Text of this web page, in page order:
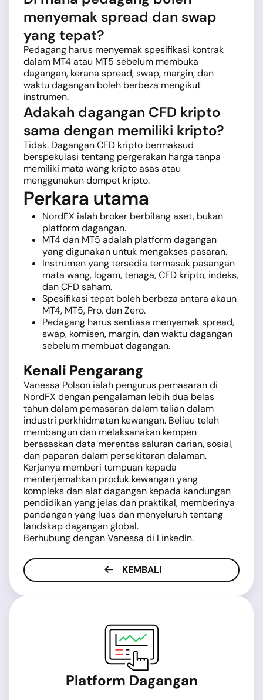
menyemak spread dan swap
yang tepat?
Pedagang harus menyemak spesifikasi kontrak
dalam MT4 atau MT5 sebelum membuka
dagangan, kerana spread, swap, margin, dan
waktu dagangan boleh berbeza mengikut
instrumen.
Adakah dagangan CFD kripto
sama dengan memiliki kripto?
Tidak. Dagangan CFD kripto bermaksud
berspekulasi tentang pergerakan harga tanpa
memiliki mata wang kripto asas atau
menggunakan dompet kripto.
Perkara utama
NordFX ialah broker berbilang aset, bukan
platform dagangan.
MT4 dan MT5 adalah platform dagangan
yang digunakan untuk mengakses pasaran.
Instrumen yang tersedia termasuk pasangan
mata wang, logam, tenaga, CFD kripto, indeks,
dan CFD saham.
Spesifikasi tepat boleh berbeza antara akaun
MT4, MT5, Pro, dan Zero.
Pedagang harus sentiasa menyemak spread,
swap, komisen, margin, dan waktu dagangan
sebelum membuat dagangan.
Kenali Pengarang
Vanessa Polson ialah pengurus pemasaran di
NordFX dengan pengalaman lebih dua belas
tahun dalam pemasaran dalam talian dalam
industri perkhidmatan kewangan. Beliau telah
membangun dan melaksanakan kempen
berasaskan data merentas saluran carian, sosial,
dan paparan dalam persekitaran dalaman.
Kerjanya memberi tumpuan kepada
menterjemahkan produk kewangan yang
kompleks dan alat dagangan kepada kandungan
pendidikan yang jelas dan praktikal, memberinya
pandangan yang luas dan menyeluruh tentang
landskap dagangan global.
Berhubung dengan Vanessa di LinkedIn.
KEMBALI
Platform Dagangan